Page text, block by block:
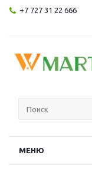
+7 727 31 22 666
МЕНЮ